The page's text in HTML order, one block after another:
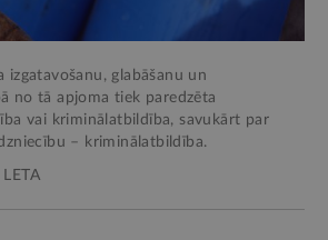
izgatavošanu, glabāšanu un
no tā apjoma tiek paredzēta
vai kriminālatbildība, savukārt par
– kriminālatbildība.
LETA